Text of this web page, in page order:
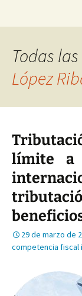
Todas
López
límite a
29 de marzo de
competencia fiscal